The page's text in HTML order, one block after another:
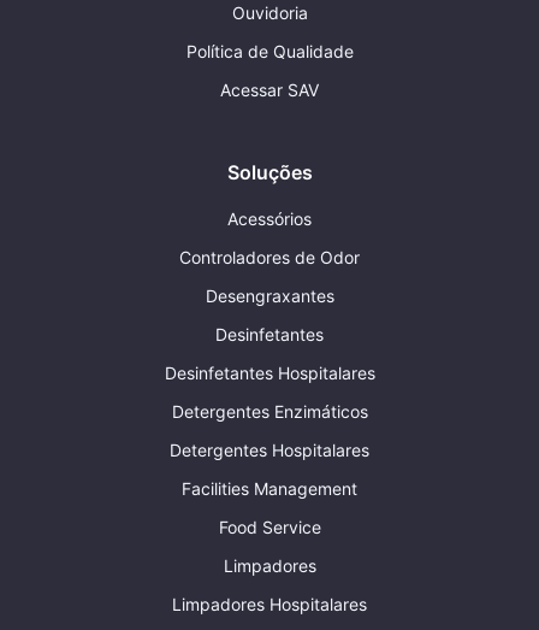
Ouvidoria
Política de Qualidade
Acessar SAV
Soluções
Acessórios
Controladores de Odor
Desengraxantes
Desinfetantes
Desinfetantes Hospitalares
Detergentes Enzimáticos
Detergentes Hospitalares
Facilities Management
Food Service
Limpadores
Limpadores Hospitalares